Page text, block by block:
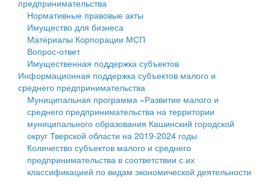
Государственные услуги
Промышленность и АПК
Экономика и бизнес
...
Символика
Устав
Гостям округа
Туризм
Культура
Образование
Здравоохранение
муниципального округа Тверской области
Администрация Кашинского муниципального округа
Тверской области
Управление сельскими территориями
Открытые данные
Работа с обращениями граждан
Муниципальный контроль
Финансовое управление
Бюджет для граждан
Имущество
Выявление правообладателей ранее учтенных
объектов недвижимости
Имущественная поддержка субъектов малого и
среднего предпринимательства
предпринимательства
Нормативные правовые акты
Имущество для бизнеса
Материалы Корпорации МСП
Вопрос-ответ
Имущественная поддержка субъектов
Информационная поддержка субъектов малого и
среднего предпринимательства
Муниципальная программа «Развитие малого и
среднего предпринимательства на территории
муниципального образования Кашинский городской
округ Тверской области на 2019-2024 годы
Количество субъектов малого и среднего
предпринимательства в соответствии с их
классификацией по видам экономической деятельности